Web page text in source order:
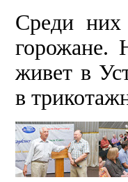
Среди них
живет в
в